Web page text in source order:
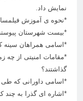
نمایش داد.
*نحوه ی آموزش
*بیست شهرستان
*اسامی همراهان سینه
*مقامات امنیتی از چه
گذاشتند؟
*اسامی داورانی که طی
*اشاره ای گذرا به چند